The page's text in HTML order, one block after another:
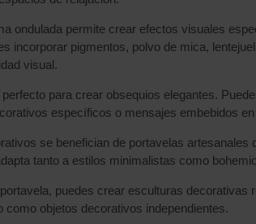
ondulada permite crear efectos visuales
incorporar pigmentos, polvo de mica,
visual.
para crear obsequios elegantes.
específicos o mensajes embebidos
se benefician de portavelas artesanales
tanto a estilos minimalistas como
puedes crear esculturas decorativas
objetos decorativos independientes.